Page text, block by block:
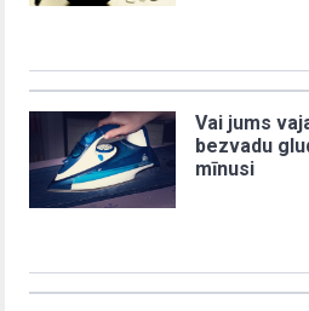
Vai jums
bezvadu
mīnusi